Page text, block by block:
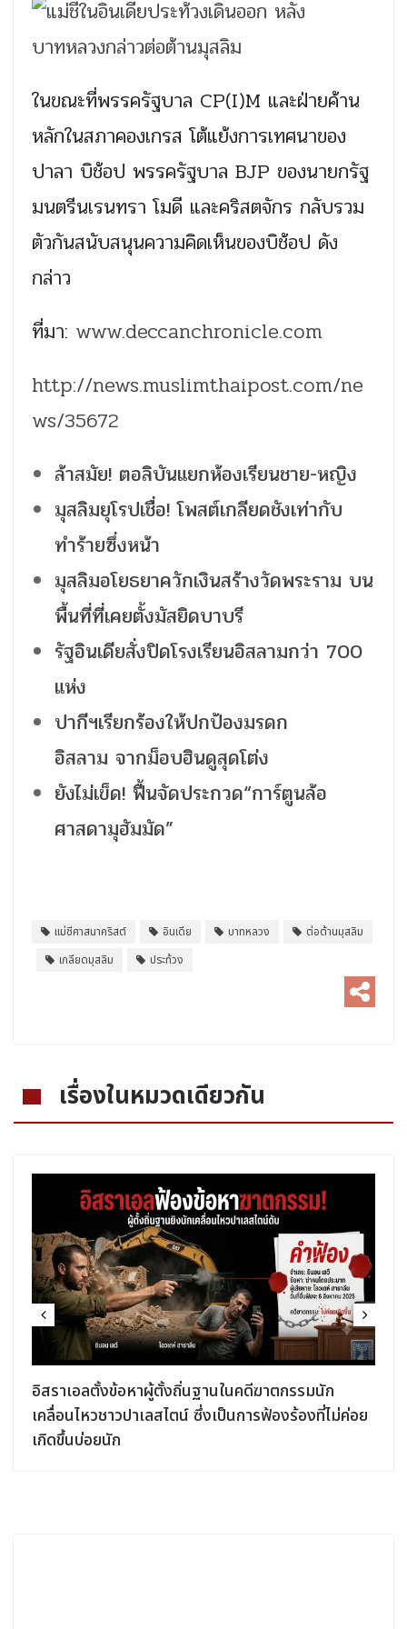
ในขณะที่พรรครัฐบาล CP(I)M และฝ่ายค้าน
หลักในสภาคองเกรส โต้แย้งการเทศนาของ
ปาลา บิช้อป พรรครัฐบาล BJP ของนายกรัฐ
มนตรีนเรนทรา โมดี และคริสตจักร กลับรวม
ตัวกันสนับสนุนความคิดเห็นของบิช้อป ดัง
กล่าว
ที่มา: www.deccanchronicle.com
http://news.muslimthaipost.com/ne
ws/35672
ล้าสมัย! ตอลิบันแยกห้องเรียนชาย-หญิง
มุสลิมยุโรปเชื่อ! โพสต์เกลียดชังเท่ากับ
ทำร้ายซึ่งหน้า
มุสลิมอโยธยาควักเงินสร้างวัดพระราม บน
พื้นที่ที่เคยตั้งมัสยิดบาบรี
รัฐอินเดียสั่งปิดโรงเรียนอิสลามกว่า 700
แห่ง
ปากีฯเรียกร้องให้ปกป้องมรดก
อิสลาม จากม็อบฮินดูสุดโต่ง
ยังไม่เข็ด! ฟื้นจัดประกวด“การ์ตูนล้อ
ศาสดามุฮัมมัด”
แม่ชีศาสนาคริสต์ อินเดีย บาทหลวง
ต่อต้านมุสลิม
เกลียดมุสลิม
ประท้วง
เรื่องในหมวดเดียวกัน
อิสราเอลตั้งข้อหาผู้ตั้งถิ่นฐานในคดีฆาตกรรมนัก
เคลื่อนไหวชาวปาเลสไตน์ ซึ่งเป็นการฟ้องร้องที่ไม่ค่อย
เกิดขึ้นบ่อยนัก